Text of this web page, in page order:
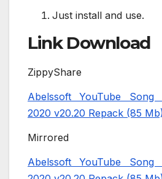
Just install and use.
Link Download
ZippyShare
Abelssoft YouTube Song
2020 v20.20 Repack (85
Mirrored
Abelssoft YouTube Song